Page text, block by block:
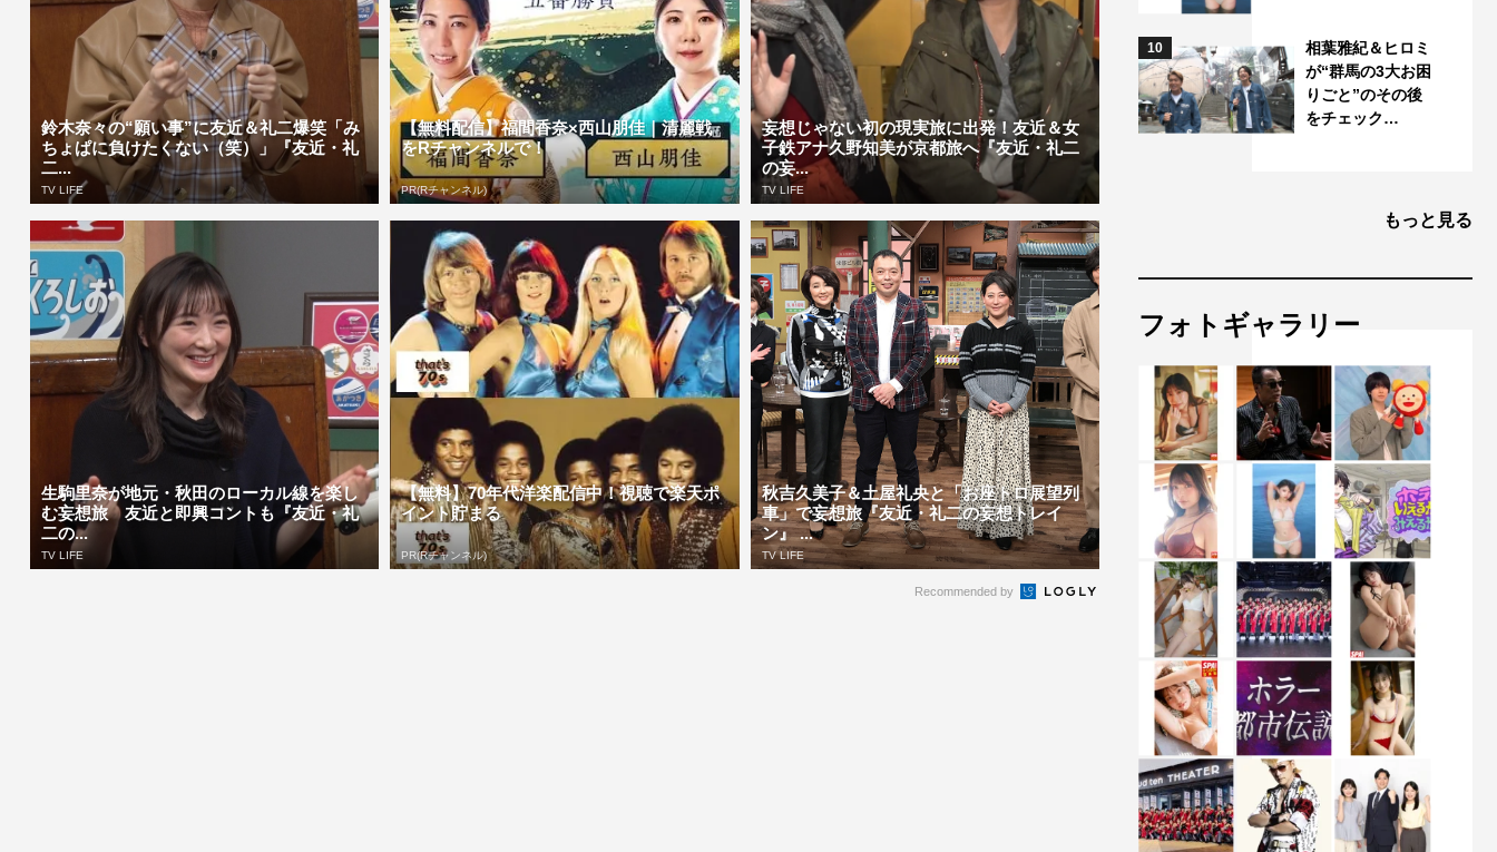
鈴木奈々の“願い事”に友近＆礼二爆笑「み
ちょぱに負けたくない（笑）」『友近・礼
二...
TV LIFE
【無料配信】福間香奈×西山朋佳｜清麗戦
をRチャンネルで！
PR(Rチャンネル)
妄想じゃない初の現実旅に出発！友近＆女
子鉄アナ久野知美が京都旅へ『友近・礼二
の妄...
TV LIFE
生駒里奈が地元・秋田のローカル線を楽し
む妄想旅 友近と即興コントも『友近・礼
二の...
TV LIFE
【無料】70年代洋楽配信中！視聴で楽天ポ
イント貯まる
PR(Rチャンネル)
秋吉久美子＆土屋礼央と「お座トロ展望列
車」で妄想旅『友近・礼二の妄想トレイ
ン』 ...
TV LIFE
Recommended by
10
相葉雅紀＆ヒロミ
が“群馬の3大お困
りごと”のその後
をチェック…
もっと見る
フォトギャラリー